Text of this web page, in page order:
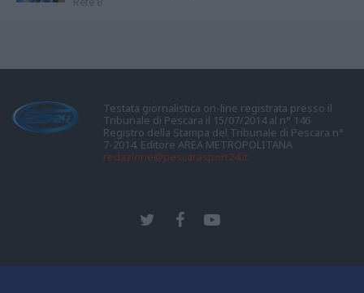
Testata giornalistica on-line registrata presso il
Tribunale di Pescara il 15/07/2014 al n° 146
Registro della Stampa del Tribunale di Pescara n°
7-2014. Editore AREA METROPOLITANA
redazione@pescarasport24.it